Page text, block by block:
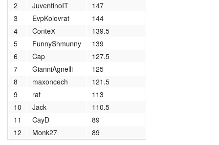
2
JuventinoIT
147
3
EvpKolovrat
144
4
ConteХ
139.5
5
FunnyShmunny
139
6
Cap
127.5
7
GianniAgnelli
125
8
maxoncech
121.5
9
rat
113
10
Jack
110.5
11
CayD
89
12
Monk27 89